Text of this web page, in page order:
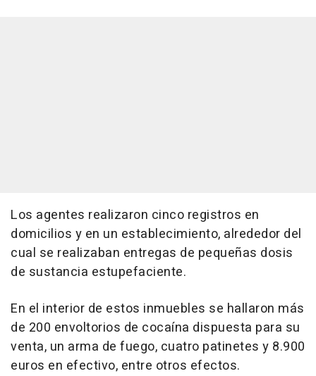
Los agentes realizaron cinco registros en
domicilios y en un establecimiento, alrededor del
cual se realizaban entregas de pequeñas dosis
de sustancia estupefaciente.
En el interior de estos inmuebles se hallaron más
de 200 envoltorios de cocaína dispuesta para su
venta, un arma de fuego, cuatro patinetes y 8.900
euros en efectivo, entre otros efectos.